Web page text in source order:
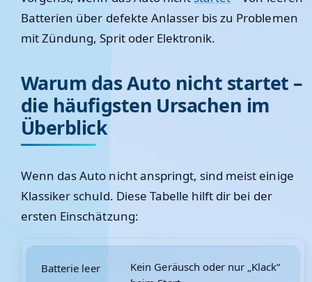
Batterien über defekte Anlasser bis zu Problemen
mit Zündung, Sprit oder Elektronik.
Warum das Auto nicht startet –
die häufigsten Ursachen im
Überblick
Wenn das Auto nicht anspringt, sind meist einige
Klassiker schuld. Diese Tabelle hilft dir bei der
ersten Einschätzung:
Batterie leer
Kein Geräusch oder nur „Klack“